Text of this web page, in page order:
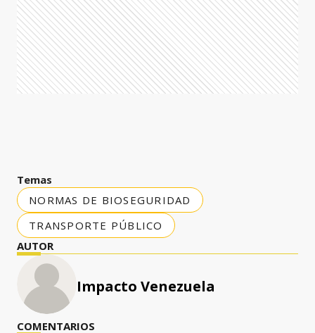
Temas
NORMAS DE BIOSEGURIDAD
TRANSPORTE PÚBLICO
AUTOR
Impacto Venezuela
COMENTARIOS